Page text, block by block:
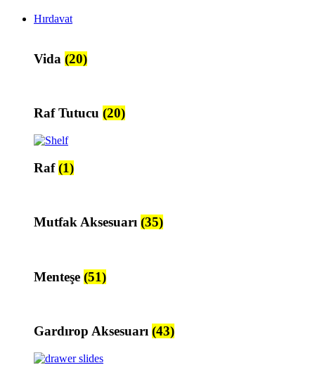
Hırdavat
Vida (20)
Raf Tutucu (20)
Raf(1)
Mutfak Aksesuarı (35)
Menteşe (51)
Gardırop Aksesuarı (43)